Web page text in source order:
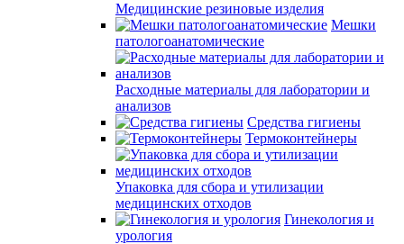
Медицинские резиновые изделия
Мешки
патологоанатомические
Расходные материалы для лаборатории и
анализов
Средства гигиены
Термоконтейнеры
Упаковка для сбора и утилизации
медицинских отходов
Гинекология и
урология